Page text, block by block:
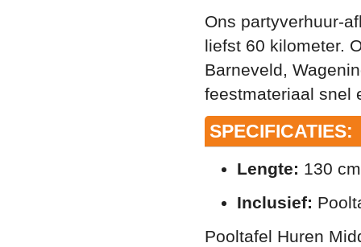
Ons partyverhuur-
liefst 60 kilometer.
Barneveld,
feestmateriaal snel
SPECIFICATIES:
Lengte: 130 cm
Inclusief:
Pooltafel Huren